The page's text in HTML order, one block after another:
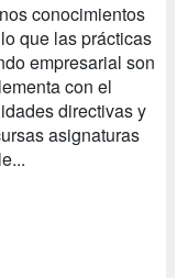
conocimientos
que las prácticas
empresarial son
con el
directivas y
asignaturas